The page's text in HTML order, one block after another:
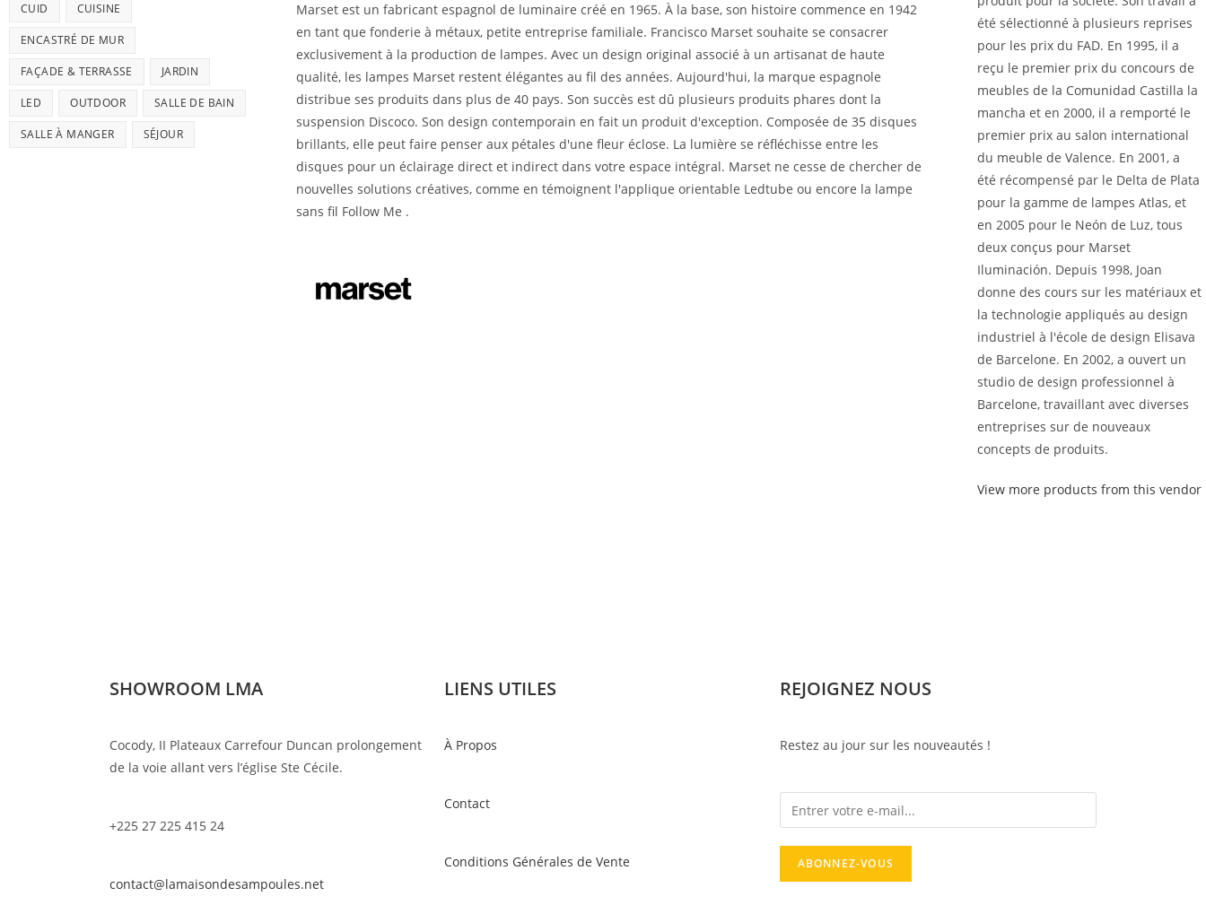
CUID CUISINE
ENCASTRÉ DE MUR
FAÇADE & TERRASSE JARDIN
LED OUTDOOR SALLE DE BAIN
SALLE À MANGER SÉJOUR
Marset est un fabricant espagnol de luminaire créé en 1965. À la base, son histoire commence en 1942
en tant que fonderie à métaux, petite entreprise familiale. Francisco Marset souhaite se consacrer
exclusivement à la production de lampes. Avec un design original associé à un artisanat de haute
qualité, les lampes Marset restent élégantes au fil des années. Aujourd'hui, la marque espagnole
distribue ses produits dans plus de 40 pays. Son succès est dû plusieurs produits phares dont la
suspension Discoco. Son design contemporain en fait un produit d'exception. Composée de 35 disques
brillants, elle peut faire penser aux pétales d'une fleur éclose. La lumière se réfléchisse entre les
disques pour un éclairage direct et indirect dans votre espace intégral. Marset ne cesse de chercher de
nouvelles solutions créatives, comme en témoignent l'applique orientable Ledtube ou encore la lampe
sans fil Follow Me .
été sélectionné à plusieurs reprises
pour les prix du FAD. En 1995, il a
reçu le premier prix du concours de
meubles de la Comunidad Castilla la
mancha et en 2000, il a remporté le
premier prix au salon international
du meuble de Valence. En 2001, a
été récompensé par le Delta de Plata
pour la gamme de lampes Atlas, et
en 2005 pour le Neón de Luz, tous
deux conçus pour Marset
Iluminación. Depuis 1998, Joan
donne des cours sur les matériaux et
la technologie appliqués au design
industriel à l'école de design Elisava
de Barcelone. En 2002, a ouvert un
studio de design professionnel à
Barcelone, travaillant avec diverses
entreprises sur de nouveaux
concepts de produits.
View more products from this vendor
SHOWROOM LMA
Cocody, II Plateaux Carrefour Duncan prolongement
de la voie allant vers l’église Ste Cécile.
+225 27 225 415 24
contact@lamaisondesampoules.net
LIENS UTILES
À Propos
Contact
Conditions Générales de Vente
REJOIGNEZ NOUS
Restez au jour sur les nouveautés !